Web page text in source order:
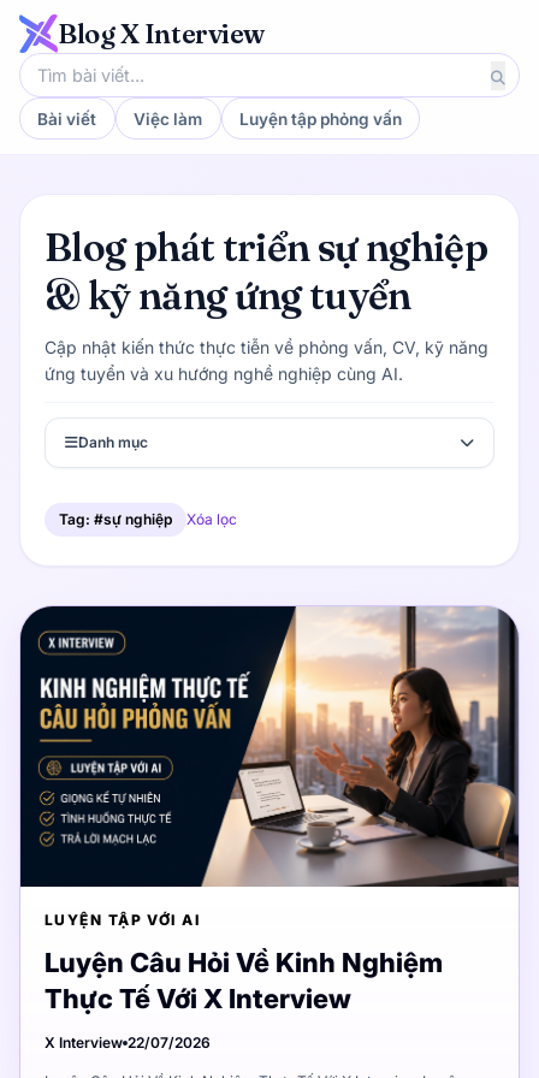
Blog X Interview
Bài viết Việc làm Luyện tập phỏng vấn
Blog phát triển sự nghiệp
& kỹ năng ứng tuyển
Cập nhật kiến thức thực tiễn về phỏng vấn, CV, kỹ năng
ứng tuyển và xu hướng nghề nghiệp cùng AI.
Danh mục
Tag: #sự nghiệp Xóa lọc
LUYỆN TẬP VỚI AI
Luyện Câu Hỏi Về Kinh Nghiệm
Thực Tế Với X Interview
X Interview 22/07/2026